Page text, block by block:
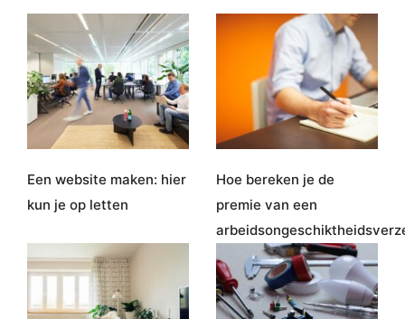
Een website maken: hier
kun je op letten
Hoe bereken je de
premie van een